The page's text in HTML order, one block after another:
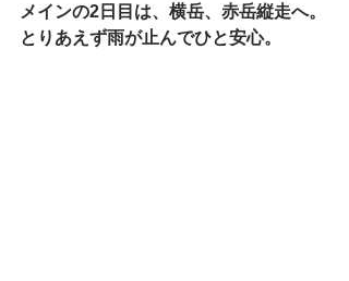
メインの2日目は、横岳、赤岳縦走へ。
とりあえず雨が止んでひと安心。